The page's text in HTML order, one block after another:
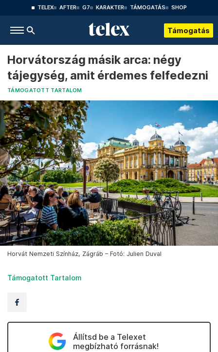
TELEX AFTER G7 KARAKTER TÁMOGATÁS SHOP
Támogatás
Horvátország másik arca: négy
tájegység, amit érdemes felfedezni
TÁMOGATOTT TARTALOM
Horvát Nemzeti Színház, Zágráb – Fotó: Julien Duval
Támogatott Tartalom
Állítsd be a Telexet
megbízható forrásnak!